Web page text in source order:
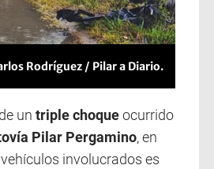
Rodríguez / Pilar a Diario.
un triple choqueocurrido
Pilar Pergamino, en
involucrados es